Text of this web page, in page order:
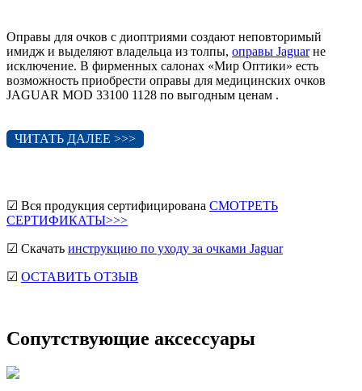
Оправы для очков с диоптриями создают неповторимый
имидж и выделяют владельца из толпы, оправы Jaguarне
исключение. В фирменных салонах «Мир Оптики» есть
возможность приобрести оправы для медицинских очков
JAGUAR MOD 33100 1128 по выгодным ценам .
ЧИТАТЬ ДАЛЕЕ >>>
☑ Вся продукция сертифицирована СМОТРЕТЬ
СЕРТИФИКАТЫ>>>
☑ Скачать инструкцию по уходу за очками Jaguar
☑ ОСТАВИТЬ ОТЗЫВ
Сопутствующие аксессуары